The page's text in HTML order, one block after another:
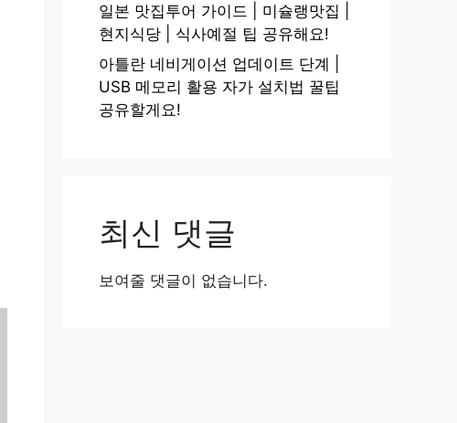
일본 맛집투어 가이드 | 미슐랭맛집 |
현지식당 | 식사예절 팁 공유해요!
아틀란 네비게이션 업데이트 단계 |
USB 메모리 활용 자가 설치법 꿀팁
공유할게요!
최신 댓글
보여줄 댓글이 없습니다.